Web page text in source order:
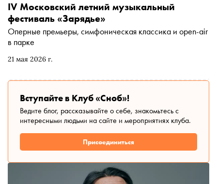
21 мая 2026 г.
IV Московский летний музыкальный
фестиваль «Зарядье»
Оперные премьеры, симфоническая классика и open-air
в парке
Вступайте в Клуб «Сноб»!
Ведите блог, рассказывайте о себе, знакомьтесь с
интересными людьми на сайте и мероприятиях клуба.
Присоединиться